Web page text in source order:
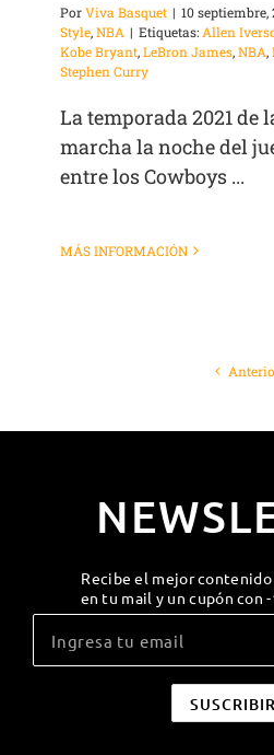
PorViva Basquet | 10 septiembre,
Style,NBA | Etiquetas: Allen
Kobe Bryant,LeBron James,NBA,
Stephen Curry
La temporada 2021 de
marcha la noche del
entre los Cowboys ...
MÁS INFORMACIÓN
Recibe el mejor contenido
en tu mail y un cupón con